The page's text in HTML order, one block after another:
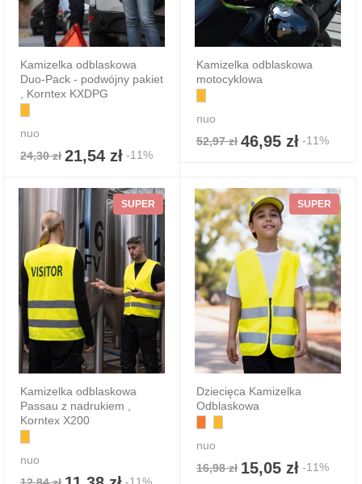
Kamizelka odblaskowa
Duo-Pack - podwójny pakiet
, Korntex KXDPG
nuo
24,30 zł 21,54 zł -11%
Kamizelka odblaskowa
motocyklowa
nuo
52,97 zł 46,95 zł -11%
SUPER
Kamizelka odblaskowa
Passau z nadrukiem ,
Korntex X200
nuo
-11%
SUPER
Dziecięca Kamizelka
Odblaskowa
nuo
16,98 zł 15,05 zł -11%